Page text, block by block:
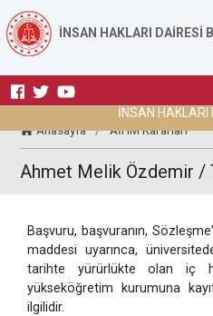
İNSAN HAKLARI DAİRESİ
İNSAN HAKLARI
Anasayfa / AİHM Kararları
Ahmet Melik Özdemir /
Başvuru, başvuranın,
maddesi uyarınca,
tarihte yürürlükte olan iç
yükseköğretim kurumuna
ilgilidir.